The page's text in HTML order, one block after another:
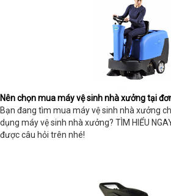
Nên chọn mua máy vệ sinh nhà xưởng tại
Bạn đang tìm mua máy vệ sinh nhà xưởng
dụng máy vệ sinh nhà xưởng? TÌM HIỂU
được câu hỏi trên nhé!